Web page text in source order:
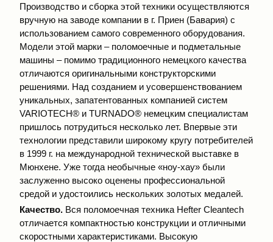
Производство и сборка этой техники осуществляются
вручную на заводе компании в г. Приен (Бавария) с
использованием самого современного оборудования.
Модели этой марки – поломоечные и подметальные
машины – помимо традиционного немецкого качества
отличаются оригинальными конструкторскими
решениями. Над созданием и усовершенствованием
уникальных, запатентованных компанией систем
VARIOTECH® и TURNADO® немецким специалистам
пришлось потрудиться несколько лет. Впервые эти
технологии представили широкому кругу потребителей
в 1999 г. на международной технической выставке в
Мюнхене. Уже тогда необычные «ноу-хау» были
заслуженно высоко оценены профессиональной
средой и удостоились нескольких золотых медалей.
Качество. Вся поломоечная техника Hefter Cleantech
отличается компактностью конструкции и отличными
скоростными характеристиками. Высокую